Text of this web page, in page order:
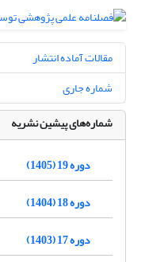
مقالات آماده انتشار
شماره جاری
شماره‌های پیشین نشریه
دوره 19 (1405)
دوره 18 (1404)
دوره 17 (1403)